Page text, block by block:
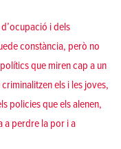
i dels
constància, però no
que miren cap a un
els i les joves,
policies que els alenen,
a perdre la por i a